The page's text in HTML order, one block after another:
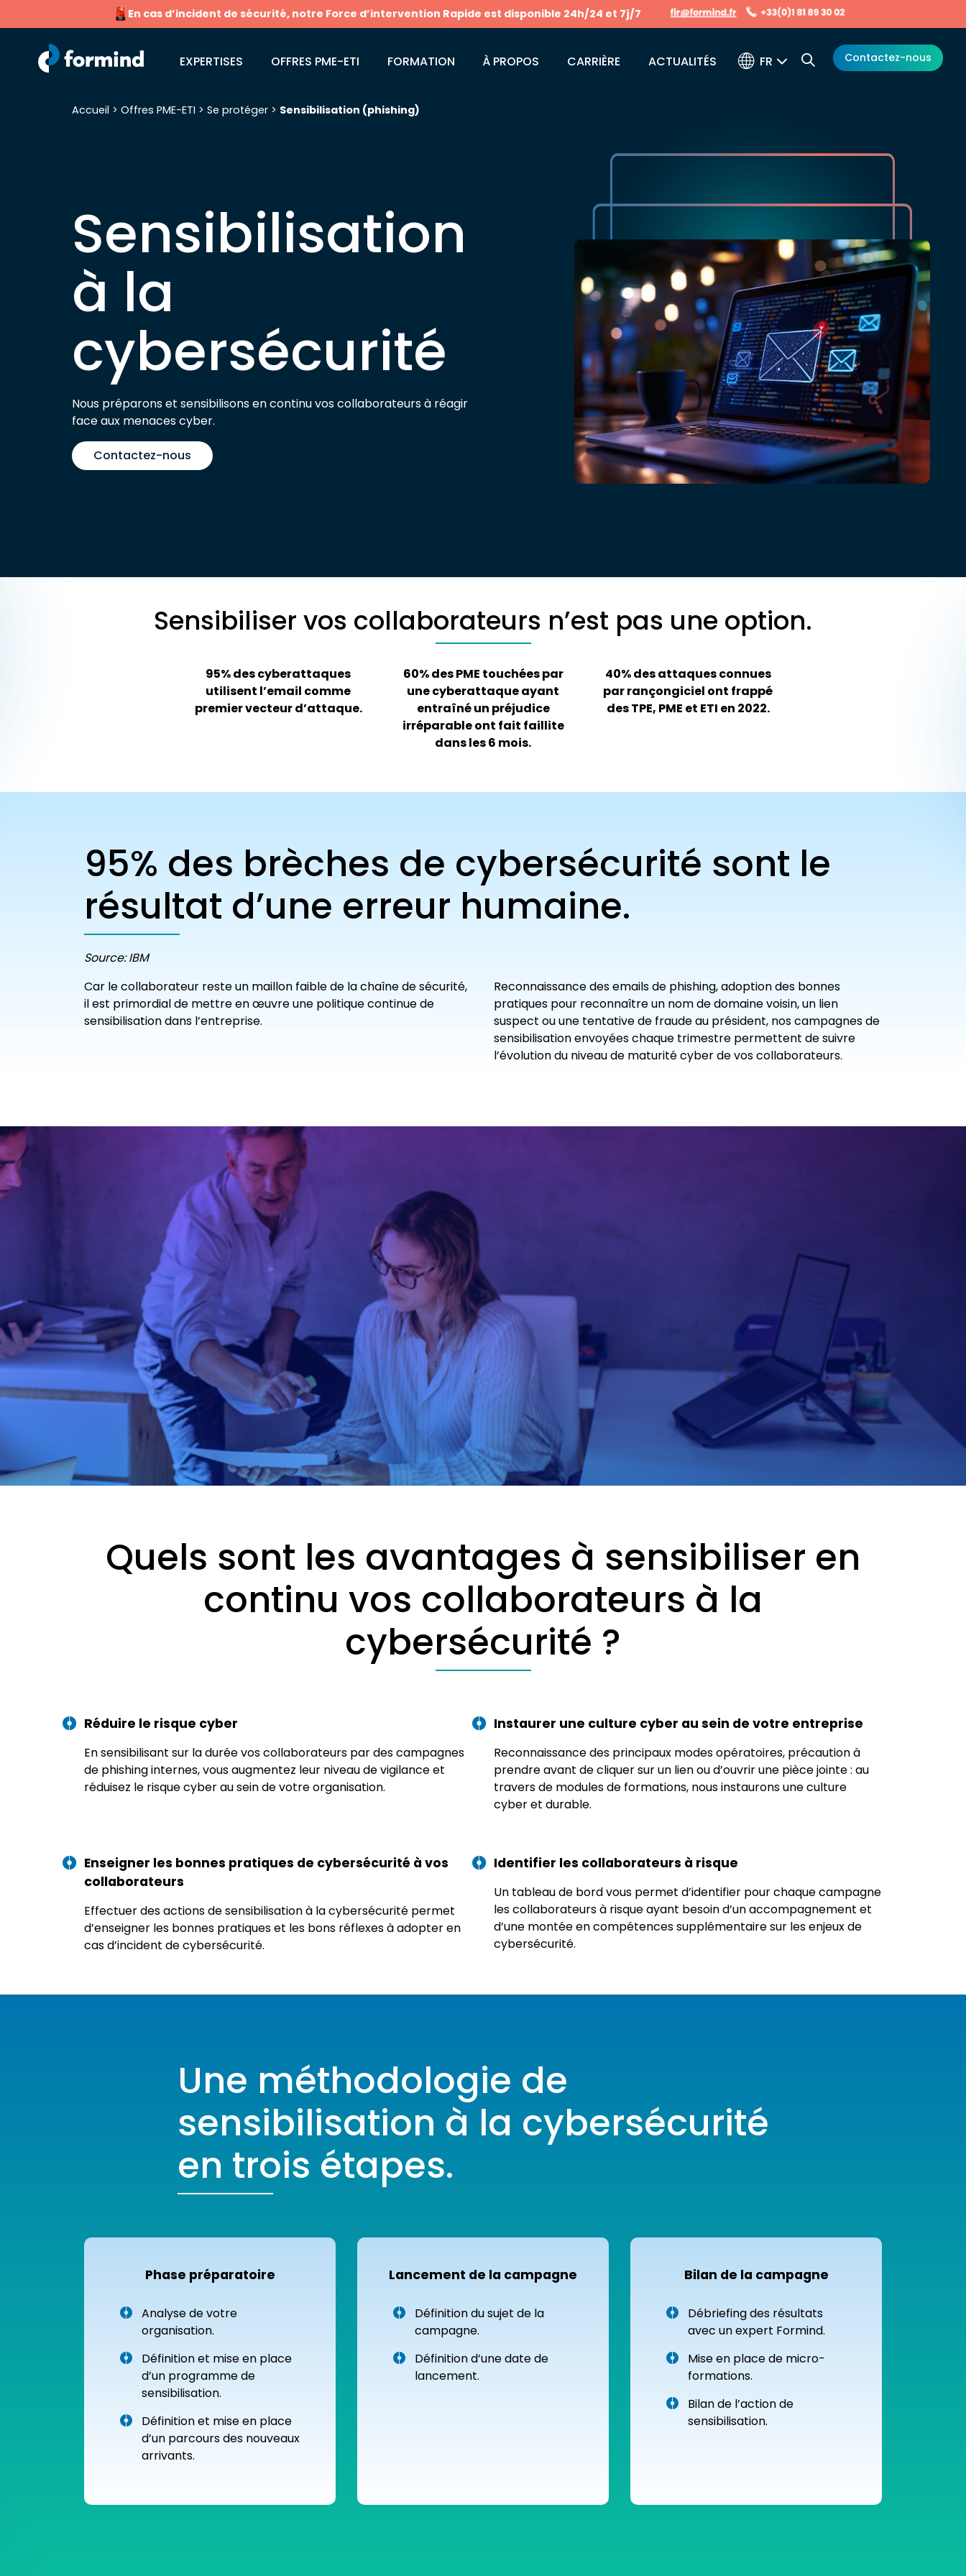
En cas d’incident de sécurité, notre Force d’intervention Rapide est disponible 24h/24 et 7j/7
EXPERTISES OFFRES PME-ETI FORMATION À PROPOS CARRIÈRE ACTUALITÉS FR Contactez-nous
Accueil > Offres PME-ETI > Se protéger > Sensibilisation (phishing)​
Sensibilisation
à la
cybersécurité
Nous préparons et sensibilisons en continu vos collaborateurs à réagir
face aux menaces cyber.
Contactez-nous
Sensibiliser vos collaborateurs n’est pas une option.
​​​95% des cyberattaques
utilisent l’email comme
premier vecteur d’attaque.
​​​60% des PME touchées par
une cyberattaque ayant
entraîné un préjudice
irréparable ont fait faillite
dans les 6 mois.
40% des attaques connues
par rançongiciel ont frappé
des TPE, PME et ETI en 2022.
​​​95% des brèches de cybersécurité sont le
résultat d’une erreur humaine.
Source: IBM
Car le collaborateur reste un maillon faible de la chaîne de sécurité,
il est primordial de mettre en œuvre une politique continue de
sensibilisation dans l’entreprise.
Reconnaissance desemailsde phishing, adoption des bonnes
pratiques pour reconnaître un nom de domaine voisin, un lien
suspect ou une tentative de fraude au président, nos campagnes de
sensibilisation envoyées chaque trimestre permettent de suivre
l’évolution du niveau de maturité cyber de vos collaborateurs.
Quels sont les avantages à sensibiliser en
continu vos ​​collaborateurs à la
cybersécurité ?
Réduire le risque cyber
En sensibilisant sur la durée vos collaborateurs par des campagnes
de phishing internes, vous augmentez leur niveau de vigilance et
réduisez le risque cyber au sein de votre organisation.
Instaurer une culture cyber au sein de votre entreprise
Reconnaissance des principaux modes opératoires, précaution à
prendre avant de cliquer sur un lien ou d’ouvrir une pièce jointe : au
travers de modules de formations, nous instaurons une culture
cyber et durable.
Enseigner les bonnes pratiques de cybersécurité à vos
collaborateurs
Effectuer des actions de sensibilisation à la cybersécurité permet
d’enseigner les bonnes pratiques et les bons réflexes à adopter en
cas d’incident de cybersécurité.
Identifier les collaborateurs à risque
Un tableau de bord vous permet d’identifier pour chaque campagne
les collaborateurs à risque ayant besoin d’un accompagnement et
d’une montée en compétences supplémentaire sur les enjeux de
cybersécurité.
Une méthodologie de
sensibilisation à la cybersécurité
en trois étapes.
Phase préparatoire
Analyse de votre
organisation.
Définition et mise en place
d’un programme de
sensibilisation.
Définition et mise en place
d’un parcours des nouveaux
arrivants.
Lancement de la campagne
Définition du sujet de la
campagne.
Définition d’une date de
lancement.
Bilan de la campagne
Débriefing des résultats
avec un expert Formind.
Mise en place de micro-
formations.
Bilan de l’action de
sensibilisation.